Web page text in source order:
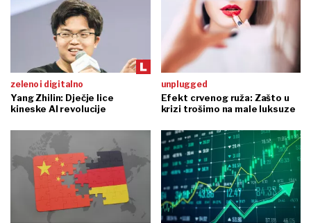
zeleno i digitalno
Yang Zhilin: Dječje lice
kineske AI revolucije
unplugged
Efekt crvenog ruža: Zašto u
krizi trošimo na male luksuze